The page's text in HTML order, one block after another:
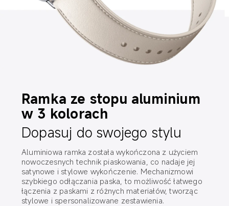
Ramka ze stopu aluminium
w 3 kolorach
Dopasuj do swojego stylu
Aluminiowa ramka została wykończona z użyciem
nowoczesnych technik piaskowania, co nadaje jej
satynowe i stylowe wykończenie. Mechanizmowi
szybkiego odłączania paska, to możliwość łatwego
łączenia z paskami z różnych materiałów, tworząc
stylowe i spersonalizowane zestawienia.